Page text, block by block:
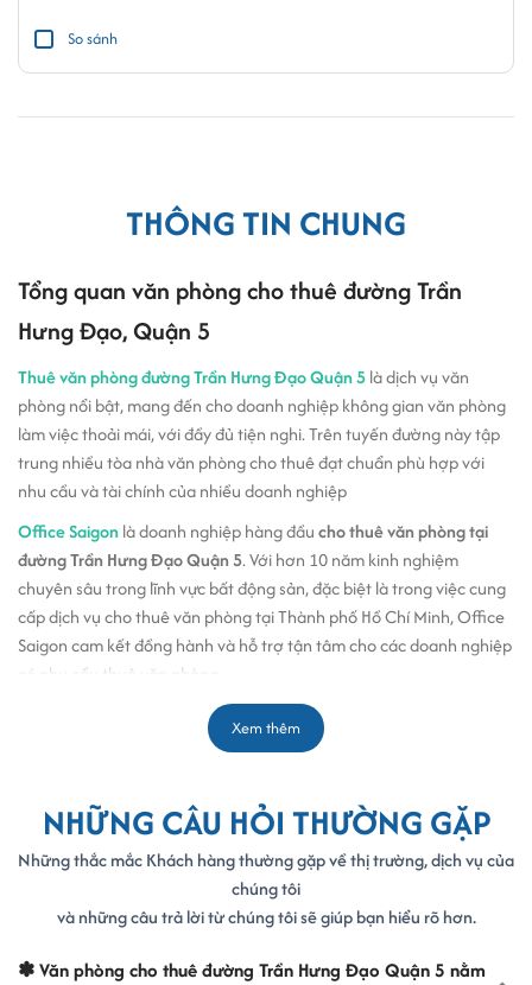
So sánh
THÔNG TIN CHUNG
Tổng quan văn phòng cho thuê đường Trần
Hưng Đạo, Quận 5
Thuê văn phòng đường Trần Hưng Đạo Quận 5là dịch vụ văn
phòng nổi bật, mang đến cho doanh nghiệp không gian văn phòng
làm việc thoải mái, với đầy đủ tiện nghi. Trên tuyến đường này tập
trung nhiều tòa nhà văn phòng cho thuê đạt chuẩn phù hợp với
nhu cầu và tài chính của nhiều doanh nghiệp
Office Saigonlà doanh nghiệp hàng đầucho thuê văn phòng tại
đường Trần Hưng Đạo Quận 5. Với hơn 10 năm kinh nghiệm
chuyên sâu trong lĩnh vực bất động sản, đặc biệt là trong việc cung
cấp dịch vụ cho thuê văn phòng tại Thành phố Hồ Chí Minh, Office
Saigon cam kết đồng hành và hỗ trợ tận tâm cho các doanh nghiệp
có nhu cầu thuê văn phòng.
Giới thiệu thông tin văn phòng đường Trần Hưng Đạo, Quận 5
Giá thuê
$8 - $13/m2
Tòa nhà
Hà Phan Building, Hoàng Huy Tower, Tiến Phước Building,
Green Bee Building
trống
Liên hệ xem văn phòng 0987 110011
Xem thêm
NHỮNG CÂU HỎI THƯỜNG GẶP
Những thắc mắc Khách hàng thường gặp về thị trường, dịch vụ của
chúng tôi
và những câu trả lời từ chúng tôi sẽ giúp bạn hiểu rõ hơn.
✽ Văn phòng cho thuê đường Trần Hưng Đạo Quận 5 nằm